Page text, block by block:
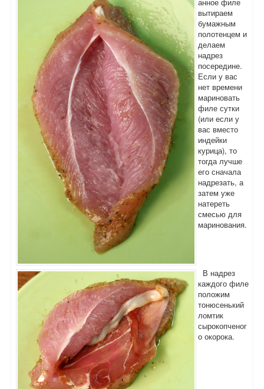
анное филе
вытираем
бумажным
полотенцем и
делаем
надрез
посередине.
Если у вас
нет времени
мариновать
филе сутки
(или если у
вас вместо
индейки
курица), то
тогда лучше
его сначала
надрезать, а
затем уже
натереть
смесью для
маринования.
В надрез
каждого филе
положим
тонюсенький
ломтик
сырокопченог
о окорока.